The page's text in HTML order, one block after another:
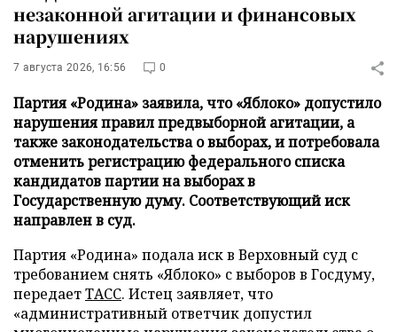
незаконной агитации и финансовых
нарушениях
7 августа 2026, 16:56 0
Партия «Родина» заявила, что «Яблоко» допустило
нарушения правил предвыборной агитации, а
также законодательства о выборах, и потребовала
отменить регистрацию федерального списка
кандидатов партии на выборах в
Государственную думу. Соответствующий иск
направлен в суд.
Партия «Родина» подала иск в Верховный суд с
требованием снять «Яблоко» с выборов в Госдуму,
передаетТАСС. Истец заявляет, что
«административный ответчик допустил